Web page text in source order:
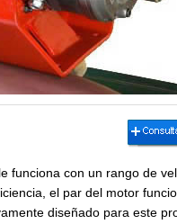
funciona con un rango de
el par del motor
diseñado para este